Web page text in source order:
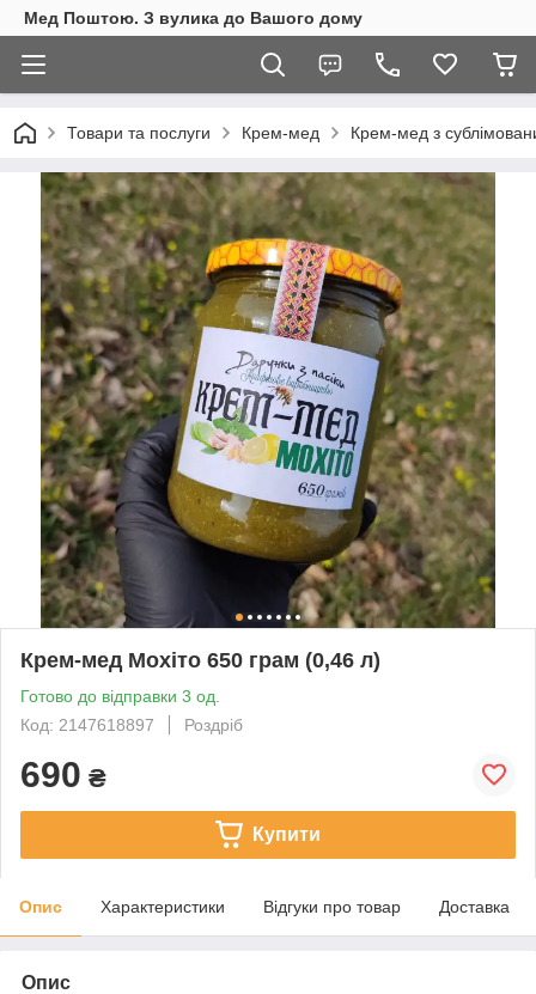
Мед Поштою. З вулика до Вашого дому
Товари та послуги Крем-мед Крем-мед з
Крем-мед Мохіто 650 грам (0,46 л)
Готово до відправки 3 од.
Код: 2147618897
Роздріб
690 ₴
Купити
Опис Характеристики Відгуки про товар Доставка
Опис